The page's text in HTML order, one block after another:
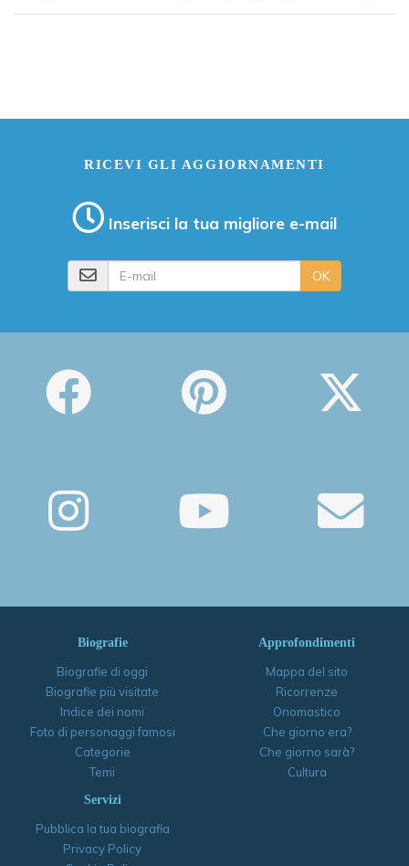
RICEVI GLI AGGIORNAMENTI
Inserisci la tua migliore e-mail
OK
Biografie
Biografie di oggi
Biografie più visitate
Indice dei nomi
Foto di personaggi famosi
Categorie
Temi
Approfondimenti
Mappa del sito
Ricorrenze
Onomastico
Che giorno era?
Che giorno sarà?
Cultura
Servizi
Pubblica la tua biografia
Privacy Policy